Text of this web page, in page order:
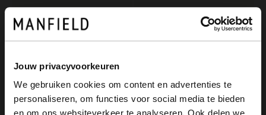
Jouw privacyvoorkeuren
We gebruiken cookies om content en advertenties te
personaliseren, om functies voor social media te bieden
Manfield
Braune Nubuk-Slipper Beigefarbene Slip-ons aus Veloursleder